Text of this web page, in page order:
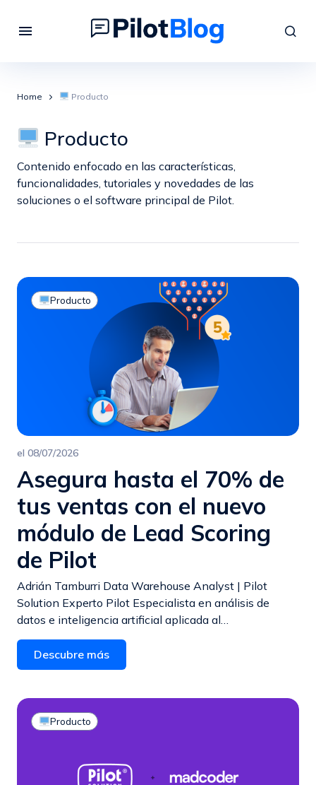
Home Producto
Producto
Contenido enfocado en las características,
funcionalidades, tutoriales y novedades de las
soluciones o el software principal de Pilot.
Producto
el 08/07/2026
Asegura hasta el 70% de
tus ventas con el nuevo
módulo de Lead Scoring
de Pilot
Adrián Tamburri Data Warehouse Analyst | Pilot
Solution Experto Pilot Especialista en análisis de
datos e inteligencia artificial aplicada al…
Descubre más
Producto